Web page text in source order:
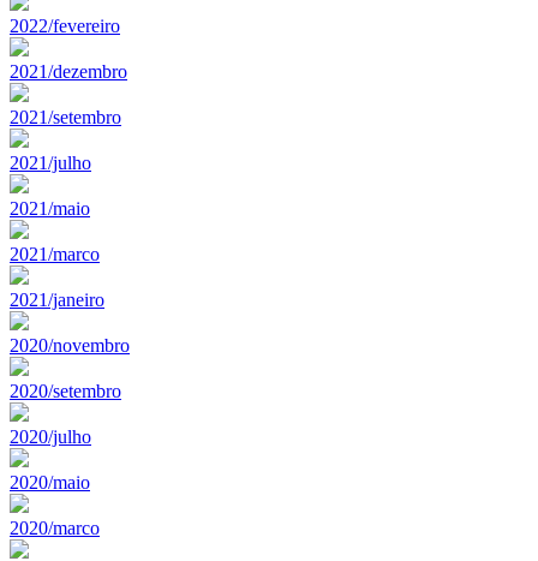
2022/fevereiro
2021/dezembro
2021/setembro
2021/julho
2021/maio
2021/marco
2021/janeiro
2020/novembro
2020/setembro
2020/julho
2020/maio
2020/marco